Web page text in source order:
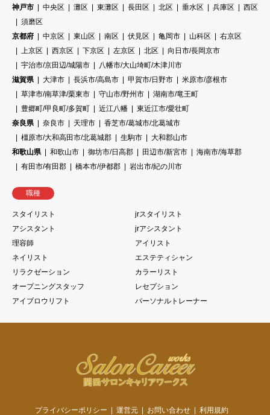
神戸市
中央区 灘区 東灘区 長田区 北区 垂水区 兵庫区
西区
須磨区
京都府
中京区 東山区 南区 伏見区 亀岡市 山科区
右京区
上京区
西京区 下京区 左京区 北区
向日市/長岡京市
宇治市/京田辺/城陽市
八幡市/大山埼町/木津川市
滋賀県
大津市 長浜市/高島市 甲賀市/日野市
米原市/彦根市
草津市/南草津/栗東市
守山市/野州市
湖南市/竜王町
豊郷町/甲良町/多賀町
近江八幡
東近江市/愛壮町
奈良県
奈良市 天理市
香芝市/葛城市/北葛城市
橿原市/大和高田市/北葛城郡
生駒市
大和郡山市
和歌山県
和歌山市 御坊市/日高郡 田辺市/新宮市
海南市/海草郡
有田市/有田郡
橋本市/伊都郡 岩出市/紀の川市
職種
スタイリスト
jrスタイリスト
アシスタント
jrアシスタント
理容師
アイリスト
ネイリスト
エステティシャン
リラクゼーション
カラーリスト
オープニングスタッフ
レセプション
アイブロウリフト
パーソナルトレーナー
プライバシーポリシー 運営元 お問い合わせ 利用規約